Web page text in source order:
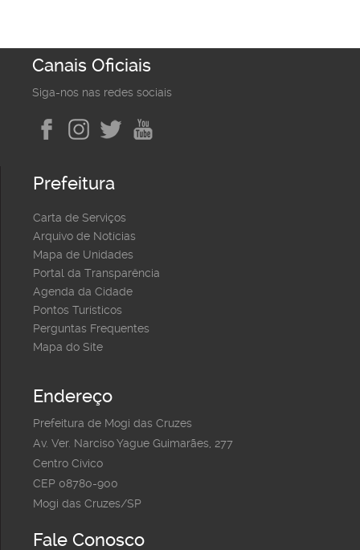
Canais Oficiais
Siga-nos nas redes sociais
Prefeitura
Carta de Serviços
Arquivo de Notícias
Mapa de Unidades
Portal da Transparência
Agenda da Cidade
Pontos Turísticos
Perguntas Frequentes
Mapa do Site
Endereço
Prefeitura de Mogi das Cruzes
Av. Ver. Narciso Yague Guimarães, 277
Centro Cívico
CEP 08780-900
Mogi das Cruzes/SP
Fale Conosco